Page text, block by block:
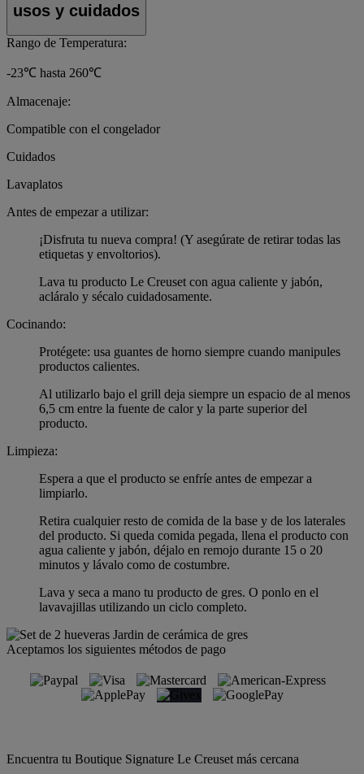
usos y cuidados
Rango de Temperatura:
-23℃ hasta 260℃
Almacenaje:
Compatible con el congelador
Cuidados
Lavaplatos
Antes de empezar a utilizar:
¡Disfruta tu nueva compra! (Y asegúrate de retirar todas las
etiquetas y envoltorios).
Lava tu producto Le Creuset con agua caliente y jabón,
acláralo y sécalo cuidadosamente.
Cocinando:
Protégete: usa guantes de horno siempre cuando manipules
productos calientes.
Al utilizarlo bajo el grill deja siempre un espacio de al menos
6,5 cm entre la fuente de calor y la parte superior del
producto.
Limpieza:
Espera a que el producto se enfríe antes de empezar a
limpiarlo.
Retira cualquier resto de comida de la base y de los laterales
del producto. Si queda comida pegada, llena el producto con
agua caliente y jabón, déjalo en remojo durante 15 o 20
minutos y lávalo como de costumbre.
Lava y seca a mano tu producto de gres. O ponlo en el
lavavajillas utilizando un ciclo completo.
Aceptamos los siguientes métodos de pago
Encuentra tu Boutique Signature Le Creuset más cercana